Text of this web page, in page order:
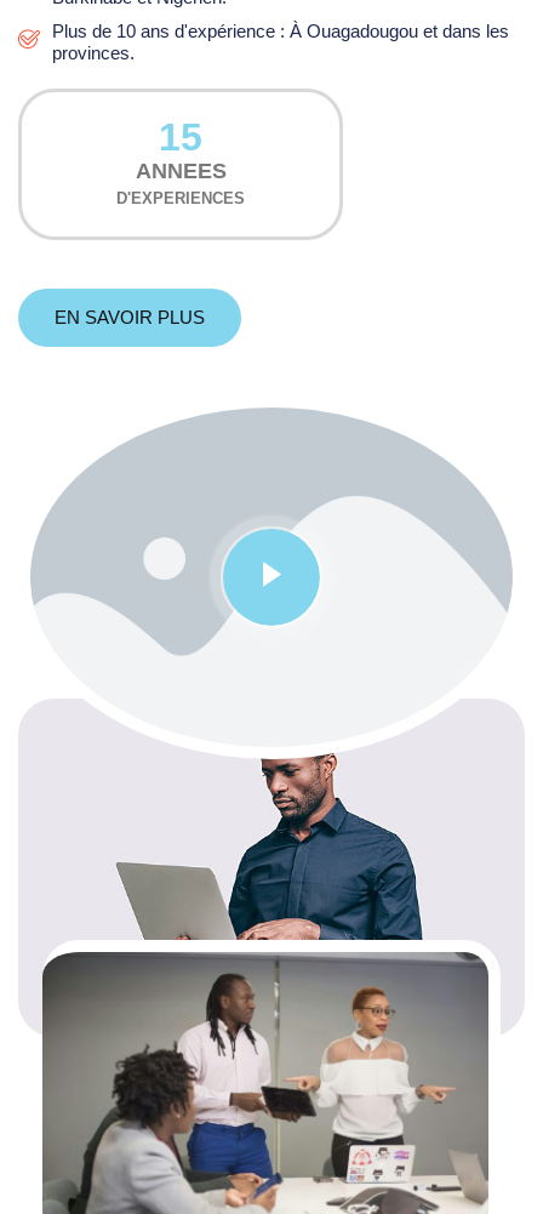
Plus de 10 ans d'expérience : À Ouagadougou et dans les
provinces.
15
ANNEES
D'EXPERIENCES
EN SAVOIR PLUS